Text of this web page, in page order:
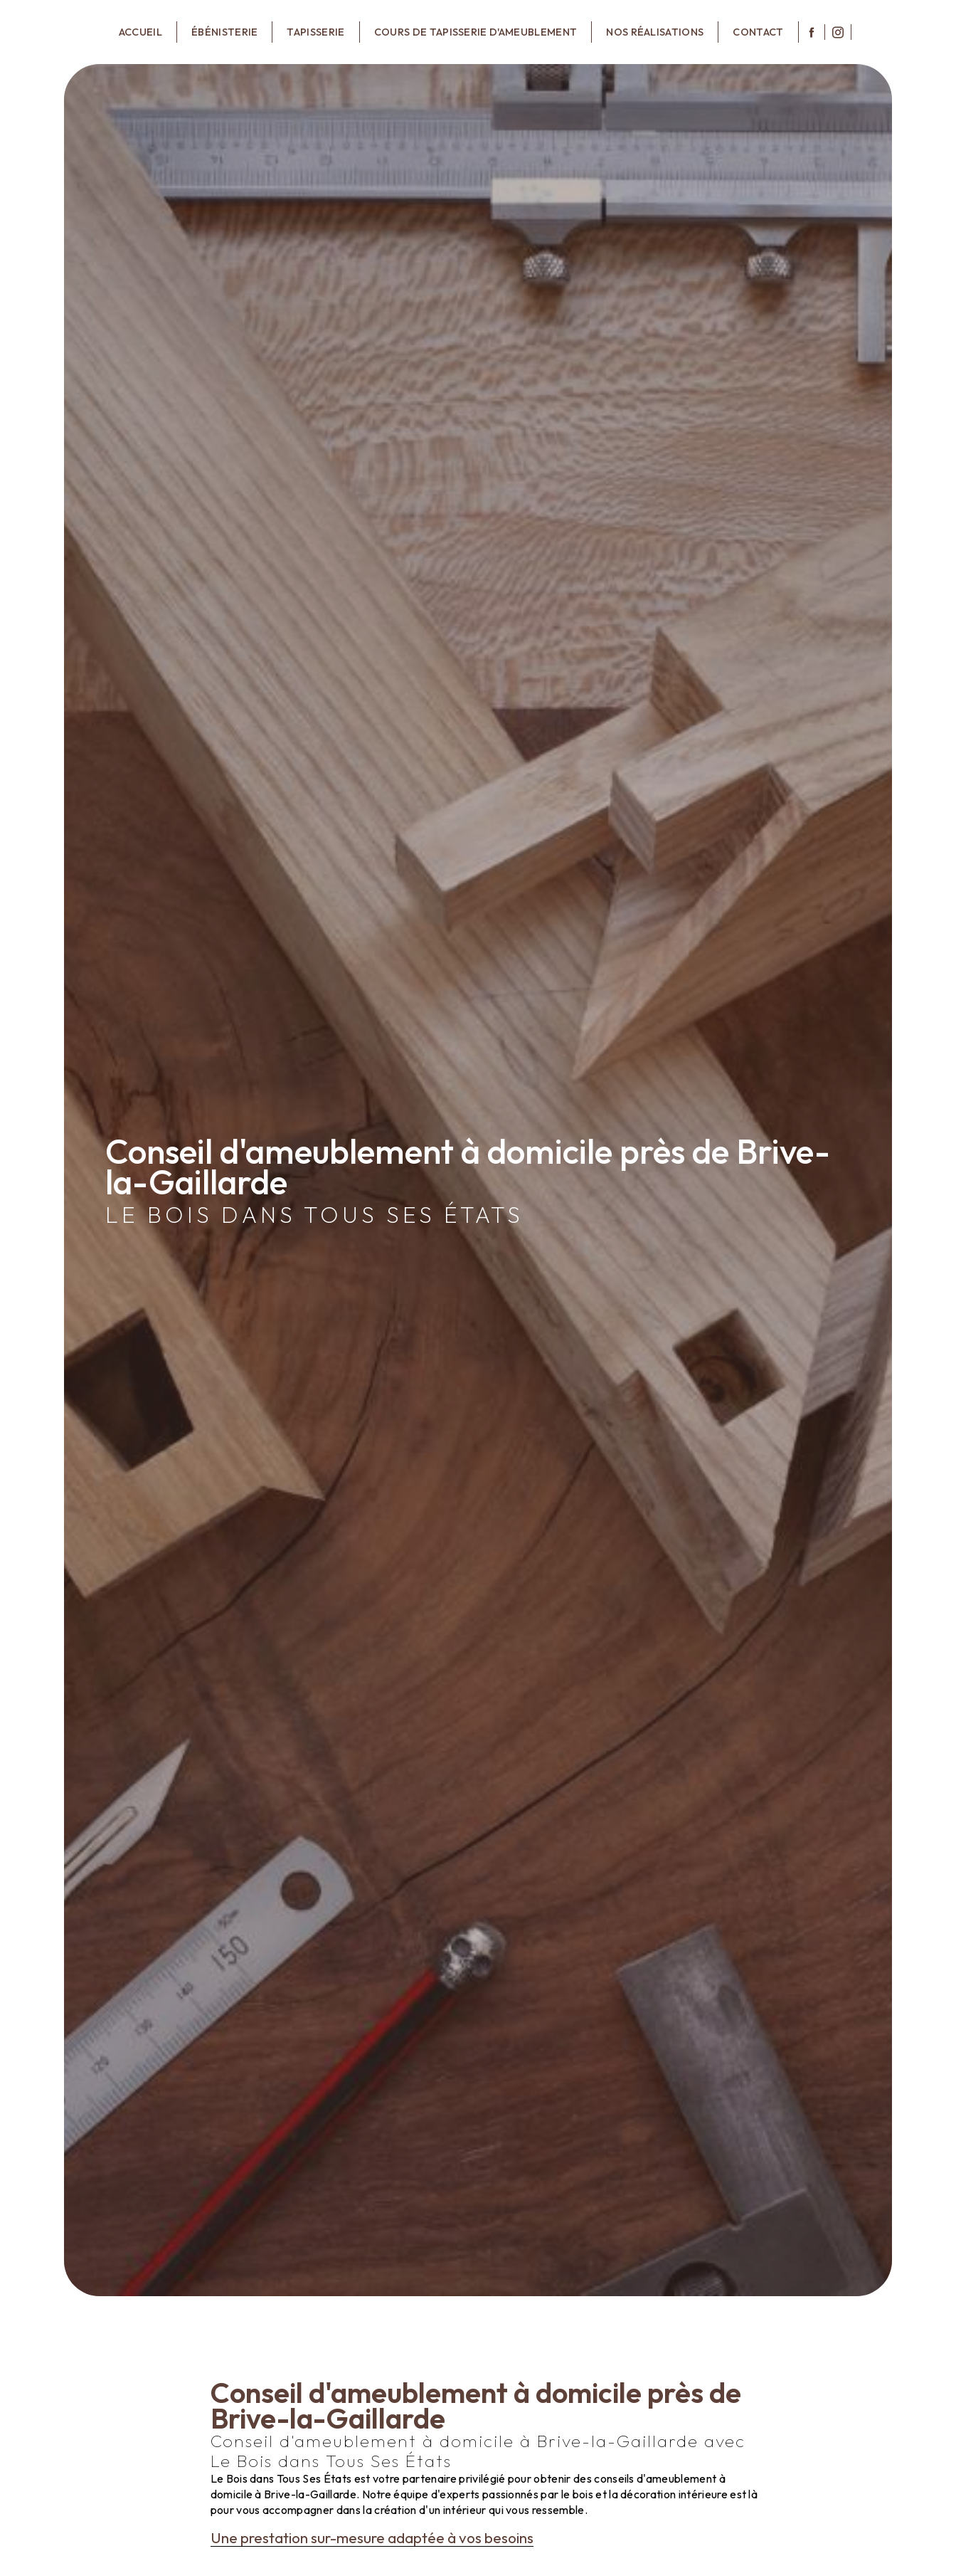
ACCUEIL ÉBÉNISTERIE TAPISSERIE COURS DE TAPISSERIE D'AMEUBLEMENT NOS RÉALISATIONS CONTACT
Conseil d'ameublement à domicile près de Brive-
la-Gaillarde
LE BOIS DANS TOUS SES ÉTATS
Conseil d'ameublement à domicile près de
Brive-la-Gaillarde
Conseil d'ameublement à domicile à Brive-la-Gaillarde avec
Le Bois dans Tous Ses États
Le Bois dans Tous Ses États est votre partenaire privilégié pour obtenir des conseils d'ameublement à
domicile à Brive-la-Gaillarde. Notre équipe d'experts passionnés par le bois et la décoration intérieure est là
pour vous accompagner dans la création d'un intérieur qui vous ressemble.
Une prestation sur-mesure adaptée à vos besoins